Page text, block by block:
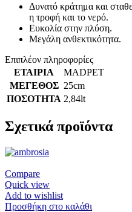
Δυνατό κράτημα και
η τροφή και το νερό.
Ευκολία στην πλύση.
Μεγάλη ανθεκτικότητα.
Επιπλέον πληροφορίες
ΕΤΑΙΡΙΑ
MADPET
ΜΕΓΕΘΟΣ 25cm
ΠΟΣΟΤΗΤΑ 2,84lt
Σχετικά προϊόντα
Compare
Quick view
Add to wishlist
Προσθήκη στο καλάθι